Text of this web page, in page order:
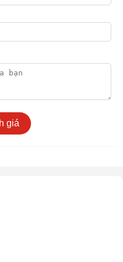
đến 585.000 Kcal/Hr
giá